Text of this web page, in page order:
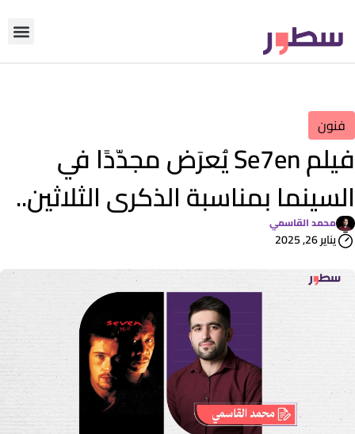
فنون
فيلم Se7en يُعرَض مجدّدًا في
السينما بمناسبة الذكرى الثلاثين..
محمد القاسمي
يناير 26, 2025